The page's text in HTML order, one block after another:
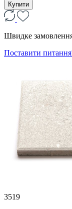
Купити
Швидке
Поставити
3519